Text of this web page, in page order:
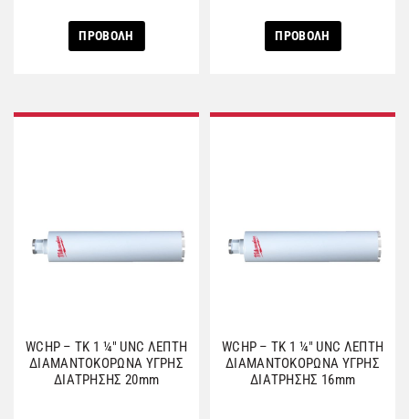
ΠΡΟΒΟΛΗ ΠΡΟΒΟΛΗ
WCHP – TK 1 ¼″ UNC ΛΕΠΤΗ
ΔΙΑΜΑΝΤΟΚΟΡΩΝΑ ΥΓΡΗΣ
ΔΙΑΤΡΗΣΗΣ 20mm
WCHP – TK 1 ¼″ UNC ΛΕΠΤΗ
ΔΙΑΜΑΝΤΟΚΟΡΩΝΑ ΥΓΡΗΣ
ΔΙΑΤΡΗΣΗΣ 16mm